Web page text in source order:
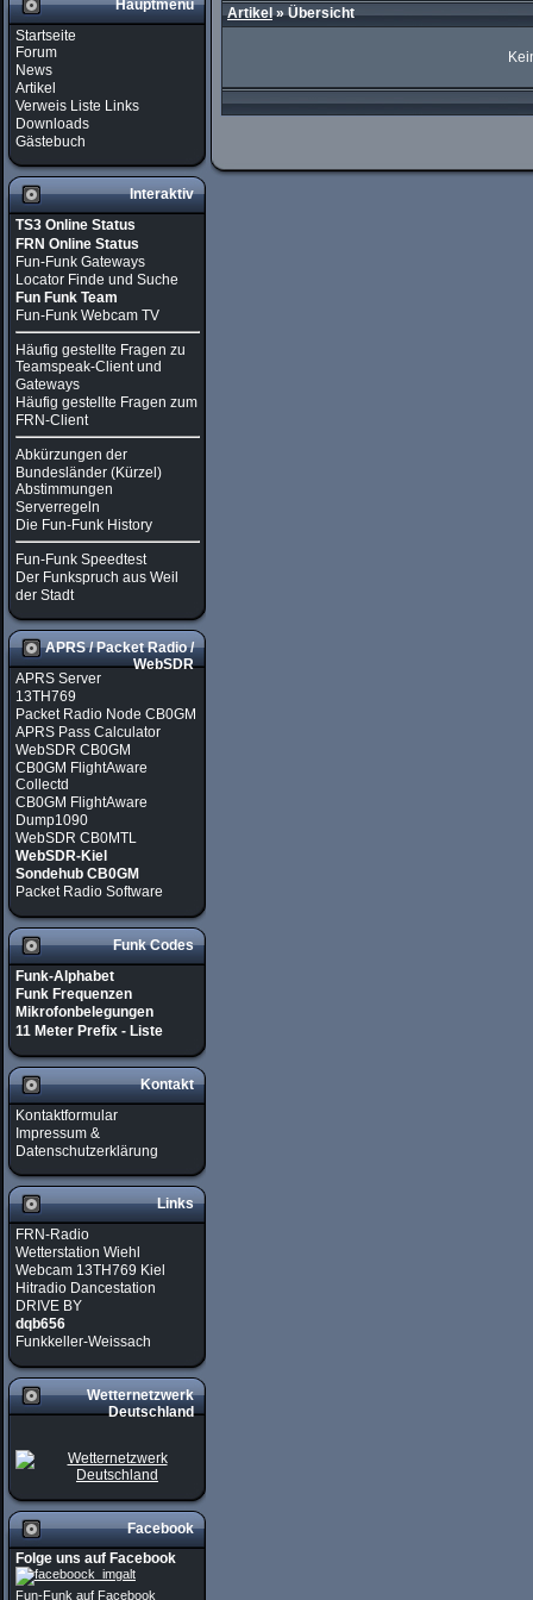
Hauptmenü
Startseite
Forum
News
Artikel
Verweis Liste Links
Downloads
Gästebuch
Interaktiv
TS3 Online Status
FRN Online Status
Fun-Funk Gateways
Locator Finde und Suche
Fun Funk Team
Fun-Funk Webcam TV
Häufig gestellte Fragen zu
Teamspeak-Client und
Gateways
Häufig gestellte Fragen zum
FRN-Client
Abkürzungen der
Bundesländer (Kürzel)
Abstimmungen
Serverregeln
Die Fun-Funk History
Fun-Funk Speedtest
Der Funkspruch aus Weil
der Stadt
APRS / Packet Radio /
WebSDR
APRS Server
13TH769
Packet Radio Node CB0GM
APRS Pass Calculator
WebSDR CB0GM
CB0GM FlightAware
Collectd
CB0GM FlightAware
Dump1090
WebSDR CB0MTL
WebSDR-Kiel
Sondehub CB0GM
Packet Radio Software
Funk Codes
Funk-Alphabet
Funk Frequenzen
Mikrofonbelegungen
11 Meter Prefix - Liste
Kontakt
Kontaktformular
Impressum &
Datenschutzerklärung
Links
FRN-Radio
Wetterstation Wiehl
Webcam 13TH769 Kiel
Hitradio Dancestation
DRIVE BY
dqb656
Funkkeller-Weissach
Wetternetzwerk
Deutschland
Facebook
Folge uns auf Facebook
Fun-Funk auf Facebook
Artikel»Übersicht